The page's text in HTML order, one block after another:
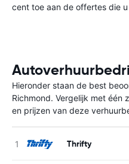
cent toe aan de offertes die
Hieronder staan de best
Richmond. Vergelijk met één
en prijzen van deze
Thrifty